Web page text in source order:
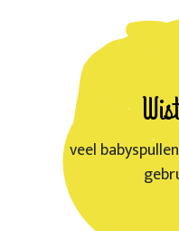
veel